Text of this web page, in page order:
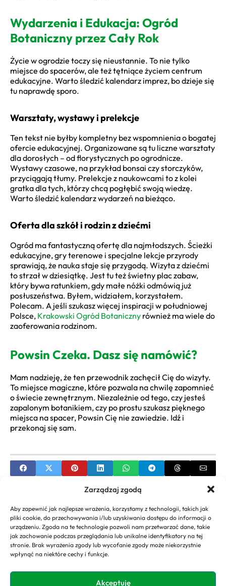
Zarządzaj zgodą
Aby zapewnić jak najlepsze wrażenia, korzystamy z technologii, takich jak
pliki cookie, do przechowywania i/lub uzyskiwania dostępu do informacji o
urządzeniu. Zgoda na te technologie pozwoli nam przetwarzać dane, takie
jak zachowanie podczas przeglądania lub unikalne identyfikatory na tej
stronie. Brak wyrażenia zgody lub wycofanie zgody może niekorzystnie
wpłynąć na niektóre cechy i funkcje.
Akceptuję
Wydarzenia i Edukacja: Ogród
Botaniczny przez Cały Rok
Życie w ogrodzie toczy się nieustannie. To nie tylko
miejsce do spacerów, ale też tętniące życiem centrum
edukacyjne. Warto śledzić kalendarz imprez, bo dzieje się
tu naprawdę sporo.
Warsztaty, wystawy i prelekcje
Ten tekst nie byłby kompletny bez wspomnienia o bogatej
ofercie edukacyjnej. Organizowane są tu liczne warsztaty
dla dorosłych – od florystycznych po ogrodnicze.
Wystawy czasowe, na przykład bonsai czy storczyków,
przyciągają tłumy. Prelekcje z naukowcami to z kolei
gratka dla tych, którzy chcą pogłębić swoją wiedzę.
Warto śledzić kalendarz wydarzeń na bieżąco.
Oferta dla szkół i rodzin z dziećmi
Ogród ma fantastyczną ofertę dla najmłodszych. Ścieżki
edukacyjne, gry terenowe i specjalne lekcje przyrody
sprawiają, że nauka staje się przygodą. Wizyta z dziećmi
to strzał w dziesiątkę. Jest tu też świetny plac zabaw,
który bywa ratunkiem, gdy małe nóżki odmówią już
posłuszeństwa. Byłem, widziałem, korzystałem.
Polecam. A jeśli szukasz więcej inspiracji w południowej
Polsce, Krakowski Ogród Botaniczny również ma wiele do
zaoferowania rodzinom.
Powsin Czeka. Dasz się namówić?
Mam nadzieję, że ten przewodnik zachęcił Cię do wizyty.
To miejsce magiczne, które pozwala na chwilę zapomnieć
o świecie zewnętrznym. Niezależnie od tego, czy jesteś
zapalonym botanikiem, czy po prostu szukasz pięknego
miejsca na spacer, Powsin Cię nie zawiedzie. Idź i
przekonaj się sam.
Inspiracje i pomysły na ogród ze zdjęciami
NEXT
Ogród Botaniczny Lublin Przewodnik – Twój Plan